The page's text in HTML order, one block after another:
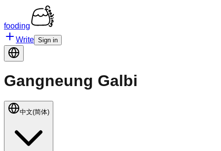
fooding
Write Sign in
Gangneung Galbi
中文(简体)